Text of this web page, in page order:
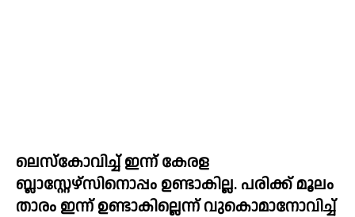
ലെസ്കോവിച്ച് ഇന്ന് കേരള
ബ്ലാസ്റ്റേഴ്സിനൊപ്പം ഉണ്ടാകില്ല. പരിക്ക് മൂലം
താരം ഇന്ന് ഉണ്ടാകില്ലെന്ന് വുകൊമാനോവിച്ച്